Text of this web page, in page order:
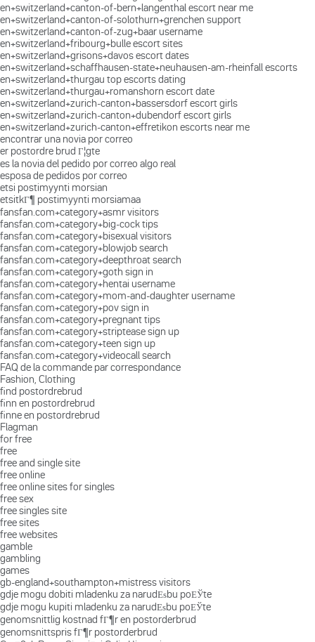
en+switzerland+canton-of-bern+langenthal escort near me
en+switzerland+canton-of-solothurn+grenchen support
en+switzerland+canton-of-zug+baar username
en+switzerland+fribourg+bulle escort sites
en+switzerland+grisons+davos escort dates
en+switzerland+schaffhausen-state+neuhausen-am-rheinfall escorts
en+switzerland+thurgau top escorts dating
en+switzerland+thurgau+romanshorn escort date
en+switzerland+zurich-canton+bassersdorf escort girls
en+switzerland+zurich-canton+dubendorf escort girls
en+switzerland+zurich-canton+effretikon escorts near me
encontrar una novia por correo
er postordre brud Г¦gte
es la novia del pedido por correo algo real
esposa de pedidos por correo
etsi postimyynti morsian
etsitkГ¶ postimyynti morsiamaa
fansfan.com+category+asmr visitors
fansfan.com+category+big-cock tips
fansfan.com+category+bisexual visitors
fansfan.com+category+blowjob search
fansfan.com+category+deepthroat search
fansfan.com+category+goth sign in
fansfan.com+category+hentai username
fansfan.com+category+mom-and-daughter username
fansfan.com+category+pov sign in
fansfan.com+category+pregnant tips
fansfan.com+category+striptease sign up
fansfan.com+category+teen sign up
fansfan.com+category+videocall search
FAQ de la commande par correspondance
Fashion, Clothing
find postordrebrud
finn en postordrebrud
finne en postordrebrud
Flagman
for free
free
free and single site
free online
free online sites for singles
free sex
free singles site
free sites
free websites
gamble
gambling
games
gb-england+southampton+mistress visitors
gdje mogu dobiti mladenku za narudЕѕbu poЕЎte
gdje mogu kupiti mladenku za narudЕѕbu poЕЎte
genomsnittlig kostnad fГ¶r en postorderbrud
genomsnittspris fГ¶r postorderbrud